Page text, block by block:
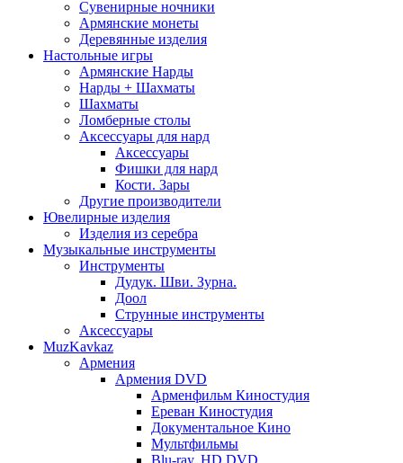
Сувенирные ночники
Армянские монеты
Деревянные изделия
Настольные игры
Армянские Нарды
Нарды + Шахматы
Шахматы
Ломберные столы
Аксессуары для нард
Аксессуары
Фишки для нард
Кости. Зары
Другие производители
Ювелирные изделия
Изделия из серебра
Музыкальные инструменты
Инструменты
Дудук. Шви. Зурна.
Доол
Струнные инструменты
Аксессуары
MuzKavkaz
Армения
Армения DVD
Арменфильм Киностудия
Ереван Киностудия
Документальное Кино
Мультфильмы
Blu-ray. HD DVD